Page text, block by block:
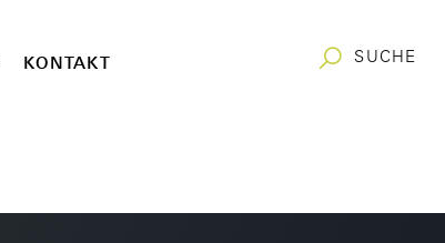
KONTAKT SUCHE